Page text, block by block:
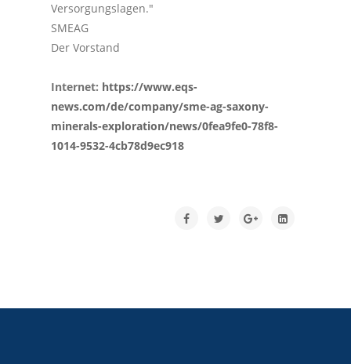
Versorgungslagen."
SMEAG
Der Vorstand
Internet: https://www.eqs-
news.com/de/company/sme-ag-saxony-
minerals-exploration/news/0fea9fe0-78f8-
1014-9532-4cb78d9ec918